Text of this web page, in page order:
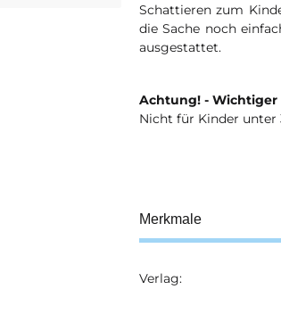
Schattieren zum
die Sache noch
ausgestattet.
Achtung! - Wichtiger
Nicht für Kinder unter
Merkmale
Produkteigenschaft
Wert
Verlag: